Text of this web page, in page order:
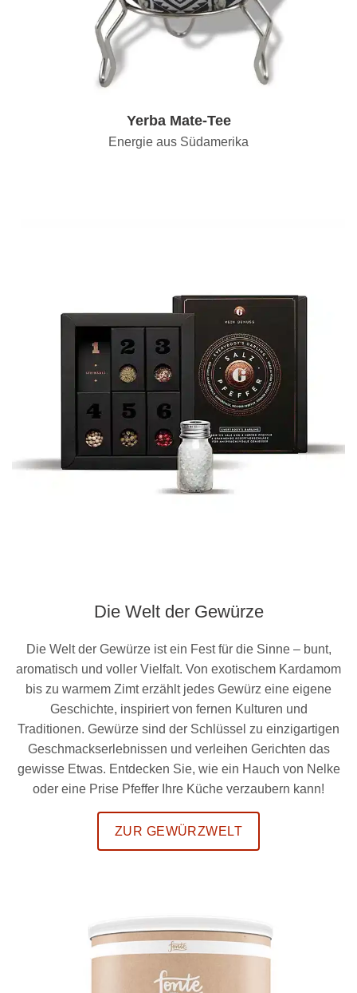
Yerba Mate-Tee
Energie aus Südamerika
Die Welt der Gewürze
Die Welt der Gewürze ist ein Fest für die Sinne – bunt,
aromatisch und voller Vielfalt. Von exotischem Kardamom
bis zu warmem Zimt erzählt jedes Gewürz eine eigene
Geschichte, inspiriert von fernen Kulturen und
Traditionen. Gewürze sind der Schlüssel zu einzigartigen
Geschmackserlebnissen und verleihen Gerichten das
gewisse Etwas. Entdecken Sie, wie ein Hauch von Nelke
oder eine Prise Pfeffer Ihre Küche verzaubern kann!
ZUR GEWÜRZWELT